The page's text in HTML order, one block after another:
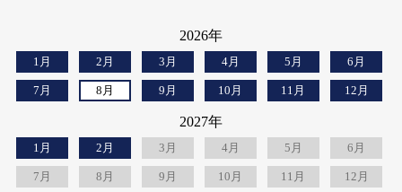
2026年
1月 2月 3月 4月 5月 6月
7月 8月 9月 10月 11月 12月
2027年
1月 2月 3月 4月 5月 6月
7月 8月 9月 10月 11月 12月